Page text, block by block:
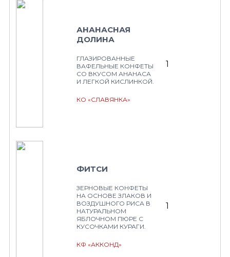
АНАНАСНАЯ
ДОЛИНА
ГЛАЗИРОВАННЫЕ
ВАФЕЛЬНЫЕ КОНФЕТЫ
СО ВКУСОМ АНАНАСА
И ЛЕГКОЙ КИСЛИНКОЙ.
КО «СЛАВЯНКА»
1
ФИТСИ
ЗЕРНОВЫЕ КОНФЕТЫ
НА ОСНОВЕ ЗЛАКОВ И
ВОЗДУШНОГО РИСА В
НАТУРАЛЬНОМ
ЯБЛОЧНОМ ПЮРЕ С
КУСОЧКАМИ КУРАГИ.
КФ «АККОНД»
1